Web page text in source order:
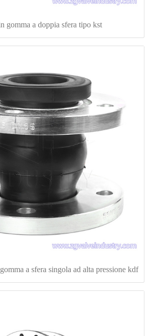
gomma a doppia sfera tipo kst
a sfera singola ad alta pressione kdf